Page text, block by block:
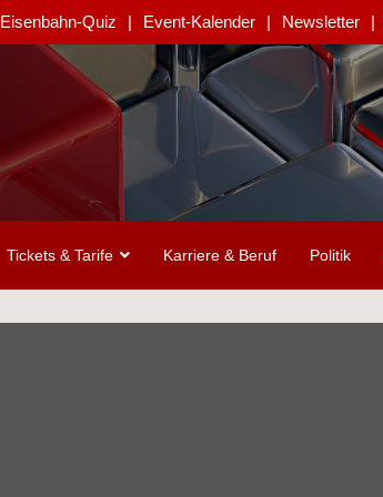
Eisenbahn-Quiz Event-Kalender Newsletter
Tickets & Tarife Karriere & Beruf Politik